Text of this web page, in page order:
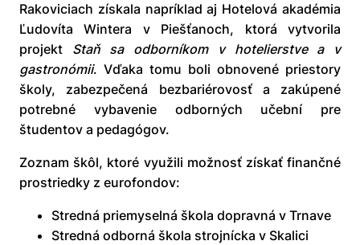
Rakoviciach získala napríklad aj Hotelová akadémia
Ľudovíta Wintera v Piešťanoch, ktorá vytvorila
projekt Staň sa odborníkom v hotelierstve a v
gastronómii. Vďaka tomu boli obnovené priestory
školy, zabezpečená bezbariérovosť a zakúpené
potrebné vybavenie odborných učební pre
študentov a pedagógov.
Zoznam škôl, ktoré využili možnosť získať finančné
prostriedky z eurofondov:
Stredná priemyselná škola dopravná v Trnave
Stredná odborná škola strojnícka v Skalici